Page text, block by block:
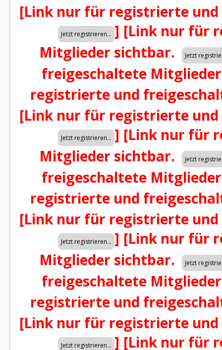
[Link nur für registrierte
] [Link nur für
Mitglieder sichtbar.
freigeschaltete
registrierte und
[Link nur für registrierte
] [Link nur für
Mitglieder sichtbar.
freigeschaltete
registrierte und
[Link nur für registrierte
] [Link nur für
Mitglieder sichtbar.
freigeschaltete
registrierte und
[Link nur für registrierte
] [Link nur für